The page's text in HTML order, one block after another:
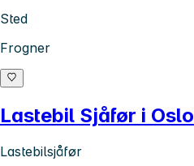
Sted
Frogner
Lastebil Sjåfør i Oslo
Lastebilsjåfør